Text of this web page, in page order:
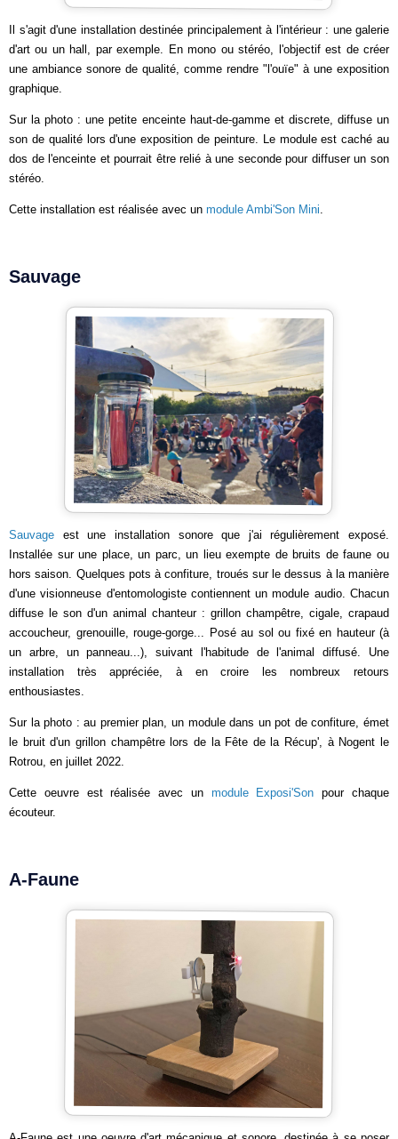
Il s'agit d'une installation destinée principalement à l'intérieur : une galerie
d'art ou un hall, par exemple. En mono ou stéréo, l'objectif est de créer
une ambiance sonore de qualité, comme rendre "l'ouïe" à une exposition
graphique.
Sur la photo : une petite enceinte haut-de-gamme et discrete, diffuse un
son de qualité lors d'une exposition de peinture. Le module est caché au
dos de l'enceinte et pourrait être relié à une seconde pour diffuser un son
stéréo.
Cette installation est réalisée avec un module Ambi'Son Mini.
Sauvage
Sauvage est une installation sonore que j'ai régulièrement exposé.
Installée sur une place, un parc, un lieu exempte de bruits de faune ou
hors saison. Quelques pots à confiture, troués sur le dessus à la manière
d'une visionneuse d'entomologiste contiennent un module audio. Chacun
diffuse le son d'un animal chanteur : grillon champêtre, cigale, crapaud
accoucheur, grenouille, rouge-gorge... Posé au sol ou fixé en hauteur (à
un arbre, un panneau...), suivant l'habitude de l'animal diffusé. Une
installation très appréciée, à en croire les nombreux retours
enthousiastes.
Sur la photo : au premier plan, un module dans un pot de confiture, émet
le bruit d'un grillon champêtre lors de la Fête de la Récup', à Nogent le
Rotrou, en juillet 2022.
Cette oeuvre est réalisée avec un module Exposi'Son pour chaque
écouteur.
A-Faune